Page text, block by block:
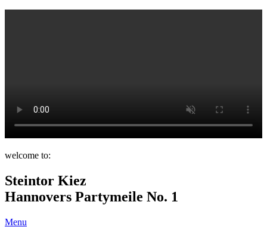
welcome to:
Steintor Kiez
Hannovers Partymeile No. 1
Menu